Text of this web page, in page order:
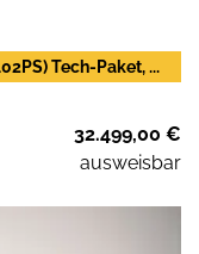
Tech-Paket, ...
32.499,00 €
ausweisbar